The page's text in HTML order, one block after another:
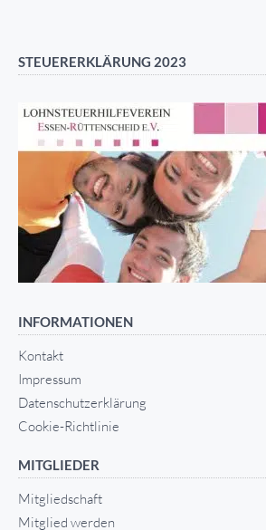
STEUERERKLÄRUNG 2023
INFORMATIONEN
Kontakt
Impressum
Datenschutzerklärung
Cookie-Richtlinie
MITGLIEDER
Mitgliedschaft
Mitglied werden